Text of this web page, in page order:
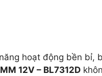
hoạt động bền bỉ,
12V – BL7312D